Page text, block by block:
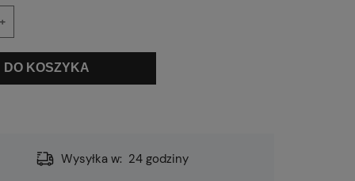
DO KOSZYKA
Wysyłka w: 24 godziny